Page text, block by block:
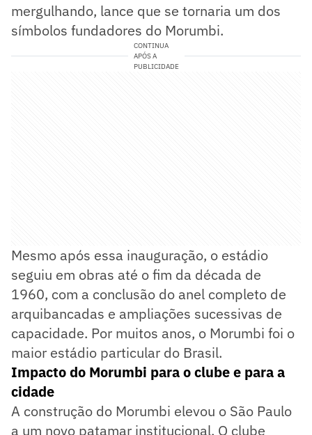
mergulhando, lance que se tornaria um dos
símbolos fundadores do Morumbi.
CONTINUA
APÓS A
PUBLICIDADE
Mesmo após essa inauguração, o estádio
seguiu em obras até o fim da década de
1960, com a conclusão do anel completo de
arquibancadas e ampliações sucessivas de
capacidade. Por muitos anos, o Morumbi foi o
maior estádio particular do Brasil.
Impacto do Morumbi para o clube e para a
cidade
A construção do Morumbi elevou o São Paulo
a um novo patamar institucional. O clube